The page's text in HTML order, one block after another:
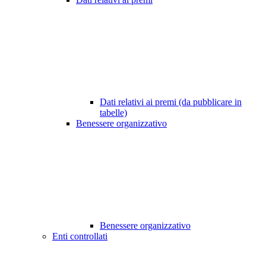
Dati relativi ai premi (da pubblicare in
tabelle)
Benessere organizzativo
Benessere organizzativo
Enti controllati